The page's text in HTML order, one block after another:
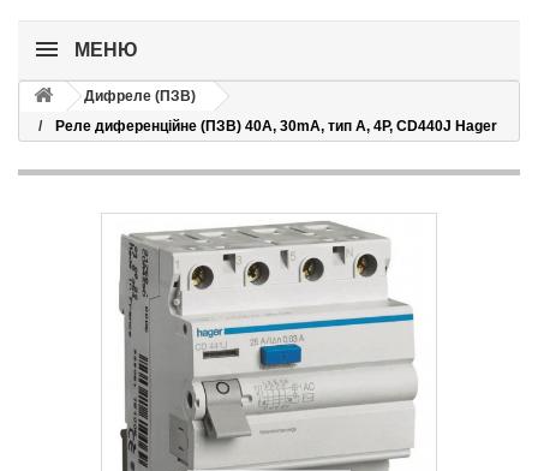
МЕНЮ
Дифреле (ПЗВ)
Реле диференційне (ПЗВ) 40A, 30mA, тип A, 4P, CD440J Hager